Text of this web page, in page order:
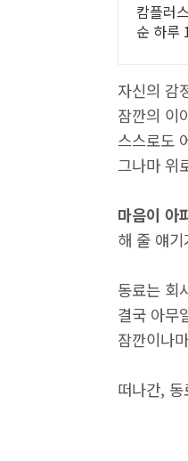
캄플러
순 하루
자신의 감
잠깐의 이
스스로도
그나마 위
마음이 아
해 줄 얘
동료는 회
결국 아무
잠깐이나
떠나간,